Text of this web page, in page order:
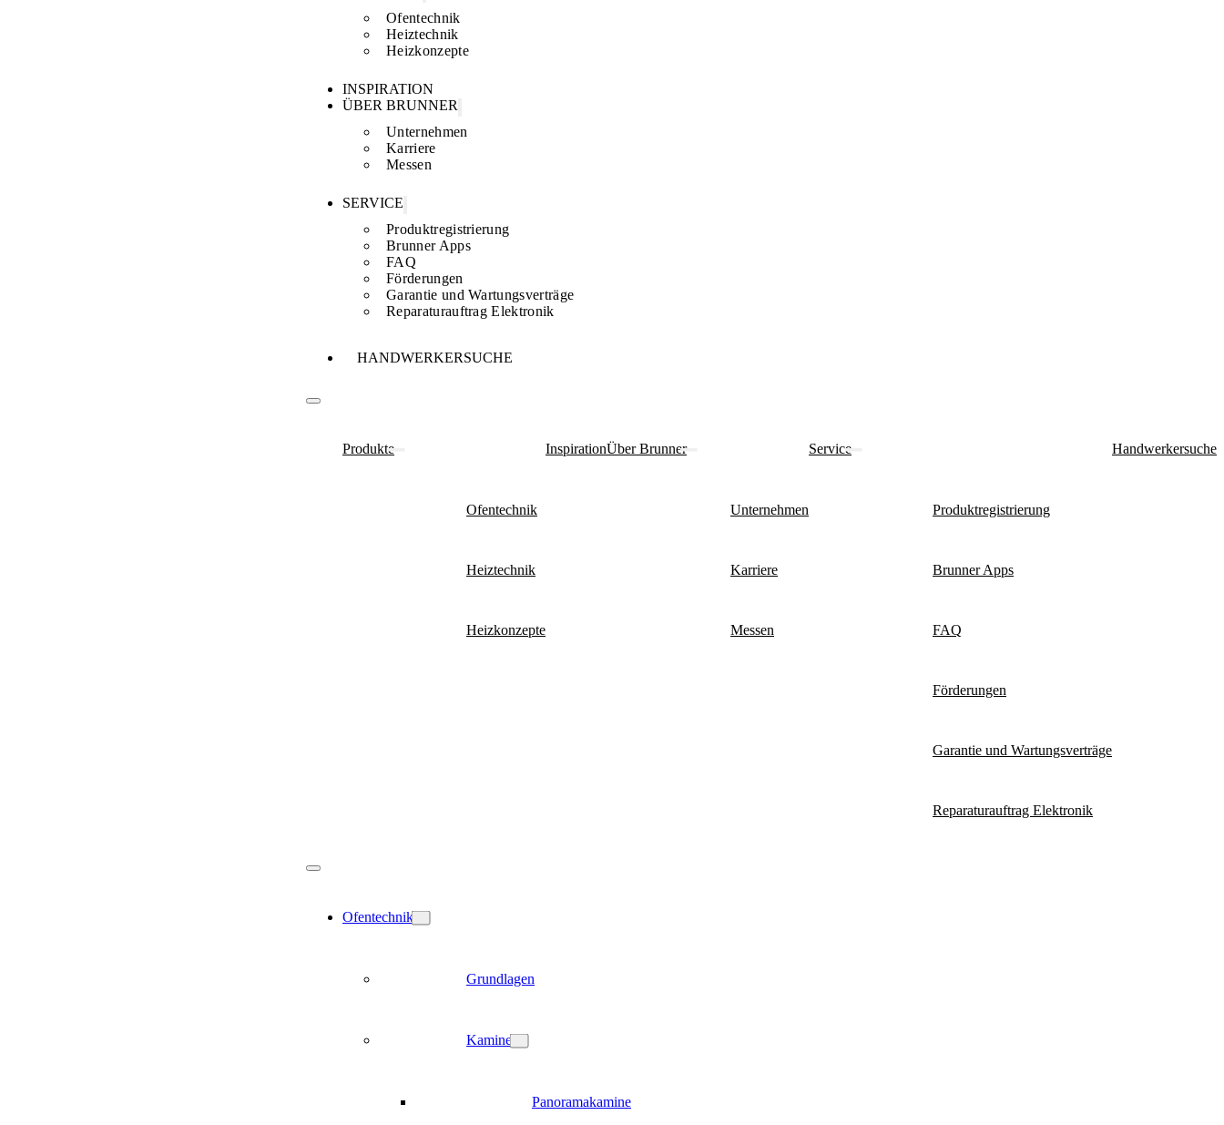
Ofentechnik
Heiztechnik
Heizkonzepte
INSPIRATION
ÜBER BRUNNER
Unternehmen
Karriere
Messen
SERVICE
Produktregistrierung
Brunner Apps
FAQ
Förderungen
Garantie und Wartungsverträge
Reparaturauftrag Elektronik
HANDWERKERSUCHE
Produkte
Ofentechnik
Heiztechnik
Heizkonzepte
InspirationÜber Brunner
Unternehmen
Karriere
Messen
Service
Produktregistrierung
Brunner Apps
FAQ
Förderungen
Garantie und Wartungsverträge
Reparaturauftrag Elektronik
Handwerkersuche
Ofentechnik
Grundlagen
Kamine
Panoramakamine